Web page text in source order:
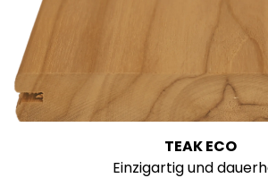
TEAK ECO
Einzigartig und